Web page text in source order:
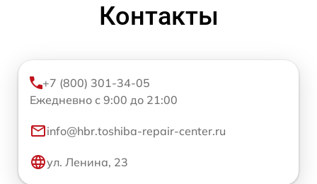
Контакты
+7 (800) 301-34-05
Ежедневно с 9:00 до 21:00
info@hbr.toshiba-repair-center.ru
ул. Ленина, 23